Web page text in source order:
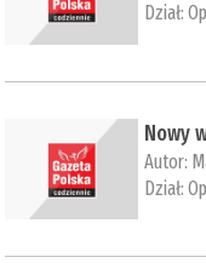
Dział:
Nowy
Autor:
Dział: